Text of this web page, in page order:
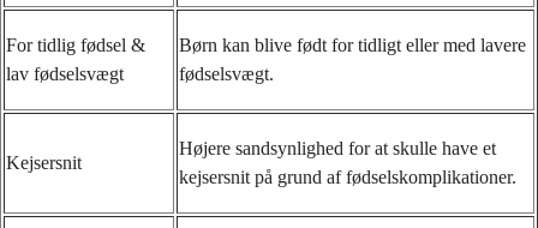
For tidlig fødsel &
lav fødselsvægt
Børn kan blive født for tidligt eller med lavere
fødselsvægt.
Kejsersnit
Højere sandsynlighed for at skulle have et
kejsersnit på grund af fødselskomplikationer.